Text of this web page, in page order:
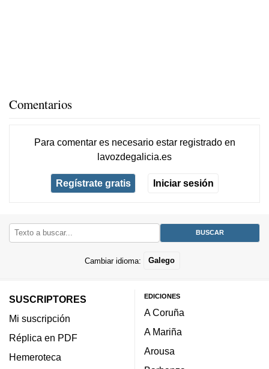
Comentarios
Para comentar es necesario estar registradoen
lavozdegalicia.es
Regístrate gratis Iniciar sesión
Cambiar idioma: Galego
SUSCRIPTORES
Mi suscripción
Réplica en PDF
Hemeroteca
EDICIONES
A Coruña
A Mariña
Arousa